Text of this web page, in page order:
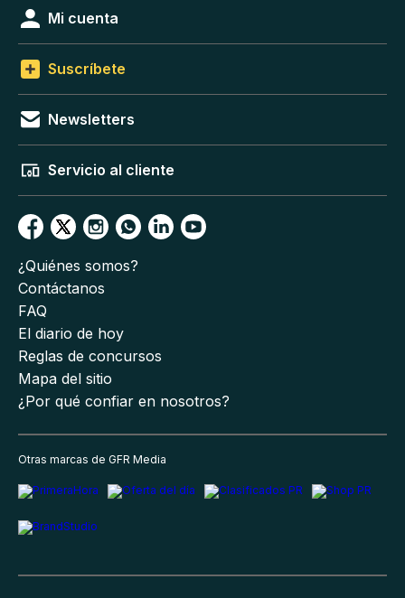
Mi cuenta
Suscríbete
Newsletters
Servicio al cliente
¿Quiénes somos?
Contáctanos
FAQ
El diario de hoy
Reglas de concursos
Mapa del sitio
¿Por qué confiar en nosotros?
Otras marcas de GFR Media